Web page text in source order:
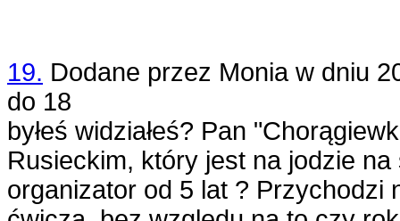
19. Dodane przez Moniaw dniu
do 18
byłeś widziałeś? Pan
Rusieckim, który jest na jodzie na
organizator od 5 lat ? Przychodzi